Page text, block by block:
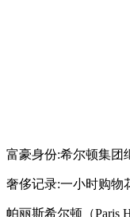
富豪身份:希尔顿集团
奢侈记录:一小时购物
帕丽斯希尔顿（Paris